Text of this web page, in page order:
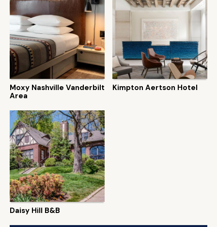
Moxy Nashville Vanderbilt
Area
Kimpton Aertson Hotel
Daisy Hill B&B